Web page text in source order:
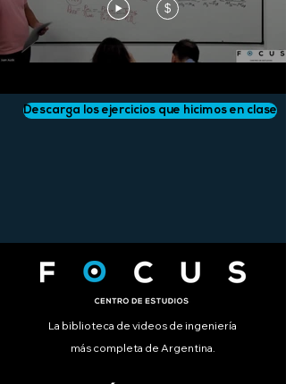
$
Descarga los ejercicios que hicimos en clase
La biblioteca de videos de ingeniería
más completa de Argentina.